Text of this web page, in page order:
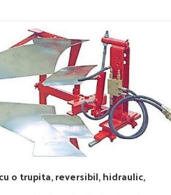
o trupita, reversibil, hidraulic,